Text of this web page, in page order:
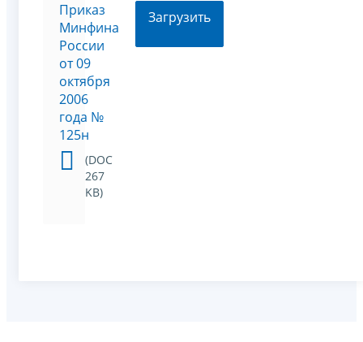
Приказ
Минфина
России
от 09
октября
2006
года №
125н
(DOC
267
KB)
Загрузить